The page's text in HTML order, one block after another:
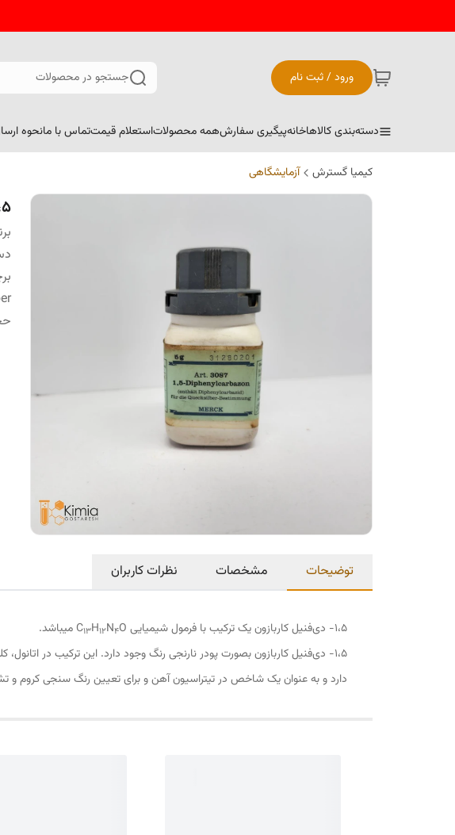
ورود / ثبت نام جستجو در محصولات
دسته‌بندی کالاهاخانهپیگیری سفارشهمه محصولاتاستعلام قیمتتماس با مانحوه
کیمیا گسترش آزمایشگاهی
۱،۵- دی
توضیحات مشخصات نظرات کاربران
۱،۵- دی‌فنیل کاربازون یک ترکیب با فرمول شیمیایی C 13H12N4O میباشد.
دارد و به عنوان یک شاخص در تیتراسیون آهن و برای تعیین رنگ سنجی کروم و